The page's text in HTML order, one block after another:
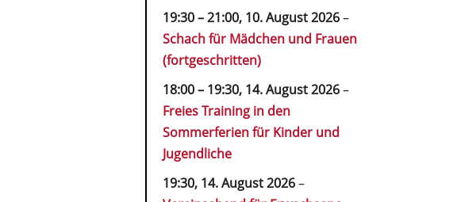
19:30–21:00, 10. August 2026–
Schach für Mädchen und Frauen
(fortgeschritten)
18:00– 19:30, 14. August 2026–
Freies Training in den
Sommerferien für Kinder und
Jugendliche
19:30, 14. August 2026–